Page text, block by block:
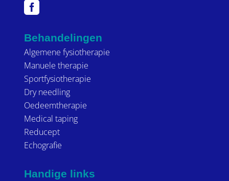

Behandelingen
Algemene fysiotherapie
Manuele therapie
Sportfysiotherapie
Dry needling
Oedeemtherapie
Medical taping
Reducept
Echografie
Handige links